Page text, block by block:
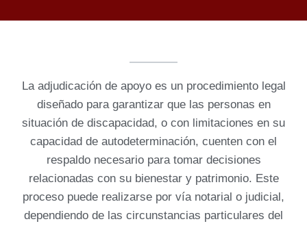
La adjudicación de apoyo es un procedimiento legal
diseñado para garantizar que las personas en
situación de discapacidad, o con limitaciones en su
capacidad de autodeterminación, cuenten con el
respaldo necesario para tomar decisiones
relacionadas con su bienestar y patrimonio. Este
proceso puede realizarse por vía notarial o judicial,
dependiendo de las circunstancias particulares del